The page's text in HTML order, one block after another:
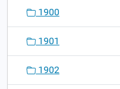
1900
1901
1902